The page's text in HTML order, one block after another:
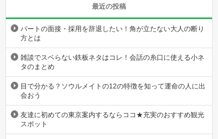
最近の投稿
パートの面接・採用を辞退したい！角が立たない大人の断り
方とは
雑談でスベらない鉄板ネタはコレ！会話の糸口に使える小ネ
タのまとめ
目で分かる？ソウルメイトの12の特徴を知って運命の人に出
会おう
友達に初めての東京案内するならココ★充実のおすすめ観光
スポット